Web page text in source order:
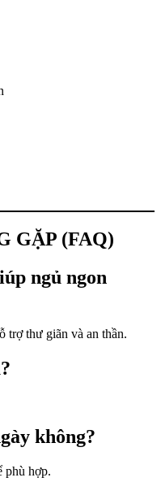
GẶP (FAQ)
ngủ ngon
trợ thư giãn và an thần.
không?
phù hợp.